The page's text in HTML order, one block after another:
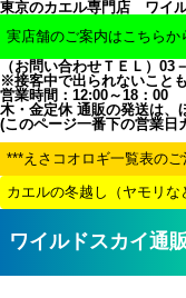
東京のカエル専門店 ワイ
（お問い合わせＴＥＬ）03
※接客中で出られないこと
営業時間：12:00～18：00
木・金定休 通販の発送は、
(このページ一番下の営業日
ワイルドスカイ通